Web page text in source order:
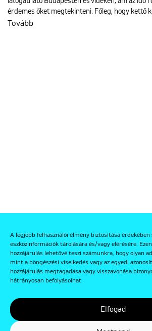
A legjobb felhasználói élmény biztosítása
eszközinformációk tárolására és/vagy elérésére.
hozzájárulás lehetővé teszi számunkra, hogy olyan
mint a böngészési viselkedés vagy az egyedi
hozzájárulás megtagadása vagy visszavonása
hátrányosan befolyásolhat.
Elfogad
érdemes őket megtekinteni. Főleg, hogy kettő
Tovább